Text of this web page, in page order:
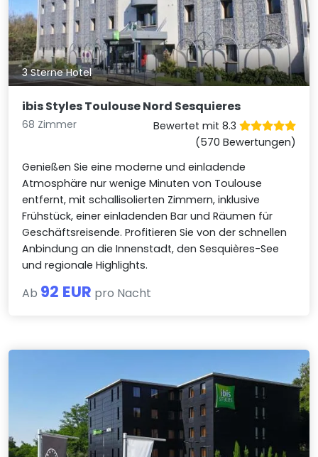
3 Sterne Hotel
ibis Styles Toulouse Nord Sesquieres
68 Zimmer
Bewertet mit 8.3
(570 Bewertungen)
Genießen Sie eine moderne und einladende
Atmosphäre nur wenige Minuten von Toulouse
entfernt, mit schallisolierten Zimmern, inklusive
Frühstück, einer einladenden Bar und Räumen für
Geschäftsreisende. Profitieren Sie von der schnellen
Anbindung an die Innenstadt, den Sesquières-See
und regionale Highlights.
Ab 92 EUR pro Nacht